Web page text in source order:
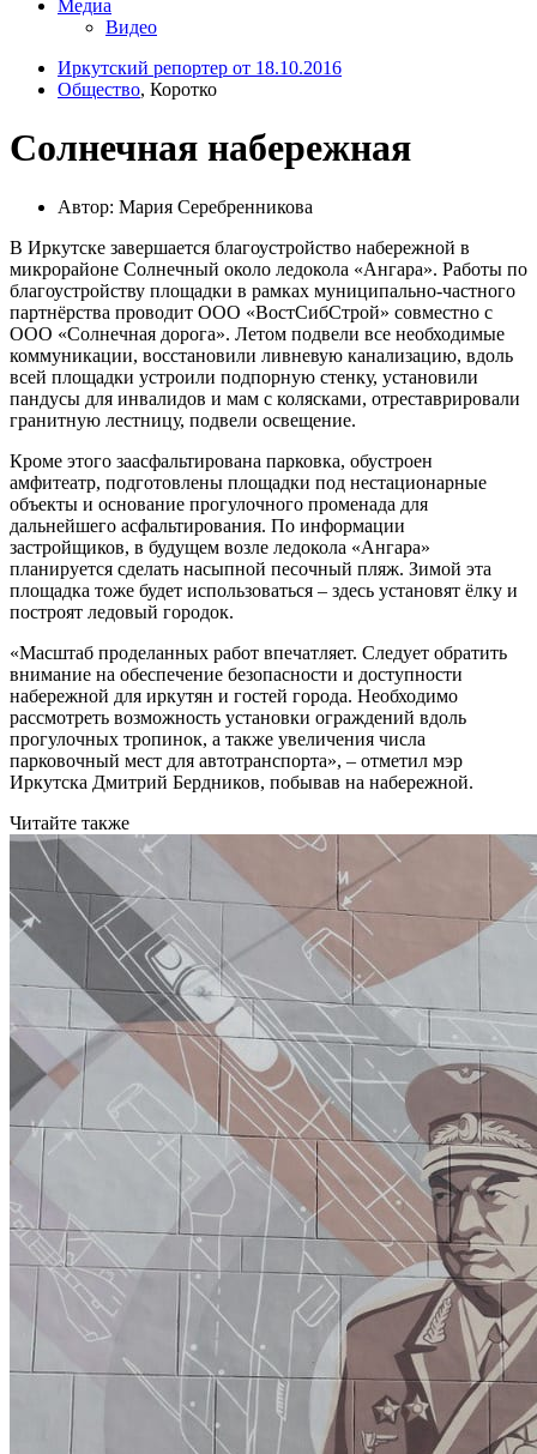
Медиа
Видео
Иркутский репортер от 18.10.2016
Общество, Коротко
Солнечная набережная
Автор: Мария Серебренникова
В Иркутске завершается благоустройство набережной в
микрорайоне Солнечный около ледокола «Ангара». Работы по
благоустройству площадки в рамках муниципально-частного
партнёрства проводит ООО «ВостСибСтрой» совместно с
ООО «Солнечная дорога». Летом подвели все необходимые
коммуникации, восстановили ливневую канализацию, вдоль
всей площадки устроили подпорную стенку, установили
пандусы для инвалидов и мам с колясками, отреставрировали
гранитную лестницу, подвели освещение.
Кроме этого заасфальтирована парковка, обустроен
амфитеатр, подготовлены площадки под нестационарные
объекты и основание прогулочного променада для
дальнейшего асфальтирования. По информации
застройщиков, в будущем возле ледокола «Ангара»
планируется сделать насыпной песочный пляж. Зимой эта
площадка тоже будет использоваться – здесь установят ёлку и
построят ледовый городок.
«Масштаб проделанных работ впечатляет. Следует обратить
внимание на обеспечение безопасности и доступности
набережной для иркутян и гостей города. Необходимо
рассмотреть возможность установки ограждений вдоль
прогулочных тропинок, а также увеличения числа
парковочный мест для автотранспорта», – отметил мэр
Иркутска Дмитрий Бердников, побывав на набережной.
Читайте также